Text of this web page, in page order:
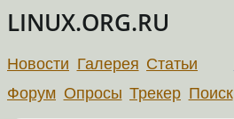
LINUX.ORG.RU
Новости Галерея Статьи
Форум Опросы Трекер Поиск